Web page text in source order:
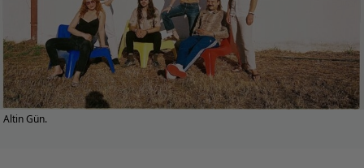
Altin Gün.